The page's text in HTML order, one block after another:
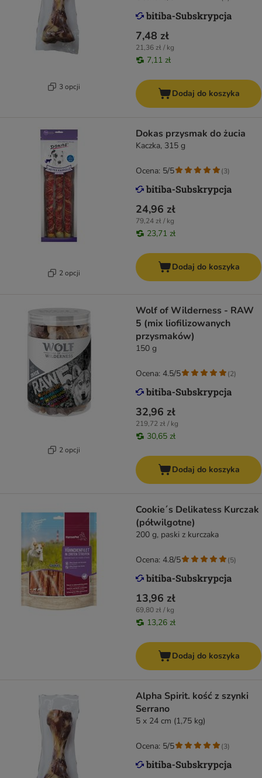
3 opcji
7,48 zł
21,36 zł / kg
7,11 zł
Dodaj do koszyka
2 opcji
Dokas przysmak do żucia
Kaczka, 315 g
24,96 zł
79,24 zł / kg
23,71 zł
Ocena: 5/5 (3)
Dodaj do koszyka
2 opcji
Wolf of Wilderness - RAW
5 (mix liofilizowanych
przysmaków)
150 g
32,96 zł
219,72 zł / kg
30,65 zł
Ocena: 4.5/5 (2)
Dodaj do koszyka
Cookie´s Delikatess Kurczak
(półwilgotne)
200 g, paski z kurczaka
13,96 zł
69,80 zł / kg
13,26 zł
Ocena: 4.8/5 (5)
Dodaj do koszyka
Alpha Spirit. kość z szynki
Serrano
5 x 24 cm (1,75 kg)
Ocena: 5/5 (3)